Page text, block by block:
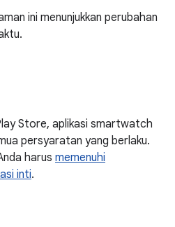
ini menunjukkan perubahan
Store, aplikasi smartwatch
persyaratan yang berlaku.
harus memenuhi
inti.